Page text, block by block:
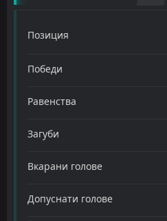
Позиция
Победи
Равенства
Загуби
Вкарани голове
Допуснати голове